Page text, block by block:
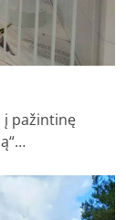
į pažintinę